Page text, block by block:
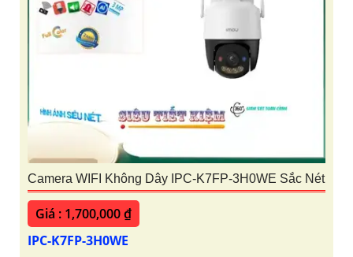
Camera WIFI Không Dây IPC-K7FP-3H0WE Sắc Nét
Giá : 1,700,000 ₫
IPC-K7FP-3H0WE